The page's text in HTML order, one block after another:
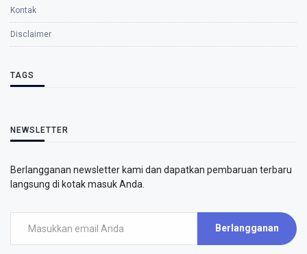
Kontak
Disclaimer
TAGS
NEWSLETTER
Berlangganan newsletter kami dan dapatkan pembaruan terbaru
langsung di kotak masuk Anda.
Berlangganan